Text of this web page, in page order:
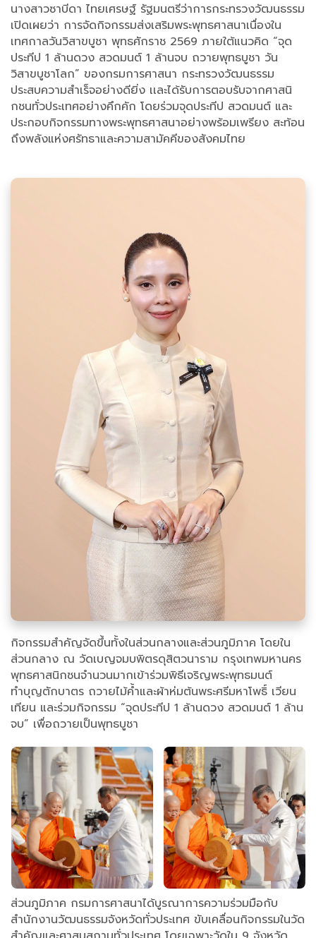
นางสาวซาบีดา ไทยเศรษฐ์ รัฐมนตรีว่าการกระทรวงวัฒนธรรม
เปิดเผยว่า การจัดกิจกรรมส่งเสริมพระพุทธศาสนาเนื่องใน
เทศกาลวันวิสาขบูชา พุทธศักราช 2569 ภายใต้แนวคิด “จุด
ประทีป 1 ล้านดวง สวดมนต์ 1 ล้านจบ ถวายพุทธบูชา วัน
วิสาขบูชาโลก” ของกรมการศาสนา กระทรวงวัฒนธรรม
ประสบความสำเร็จอย่างดียิ่ง เเละได้รับการตอบรับจากศาสนิ
กชนทั่วประเทศอย่างคึกคัก โดยร่วมจุดประทีป สวดมนต์ และ
ประกอบกิจกรรมทางพระพุทธศาสนาอย่างพร้อมเพรียง สะท้อน
ถึงพลังแห่งศรัทธาและความสามัคคีของสังคมไทย
กิจกรรมสำคัญจัดขึ้นทั้งในส่วนกลางและส่วนภูมิภาค โดยใน
ส่วนกลาง ณ วัดเบญจมบพิตรดุสิตวนาราม กรุงเทพมหานคร
พุทธศาสนิกชนจำนวนมากเข้าร่วมพิธีเจริญพระพุทธมนต์
ทำบุญตักบาตร ถวายไม้ค้ำและผ้าห่มต้นพระศรีมหาโพธิ์ เวียน
เทียน และร่วมกิจกรรม “จุดประทีป 1 ล้านดวง สวดมนต์ 1 ล้าน
จบ” เพื่อถวายเป็นพุทธบูชา
ส่วนภูมิภาค กรมการศาสนาได้บูรณาการความร่วมมือกับ
สำนักงานวัฒนธรรมจังหวัดทั่วประเทศ ขับเคลื่อนกิจกรรมในวัด